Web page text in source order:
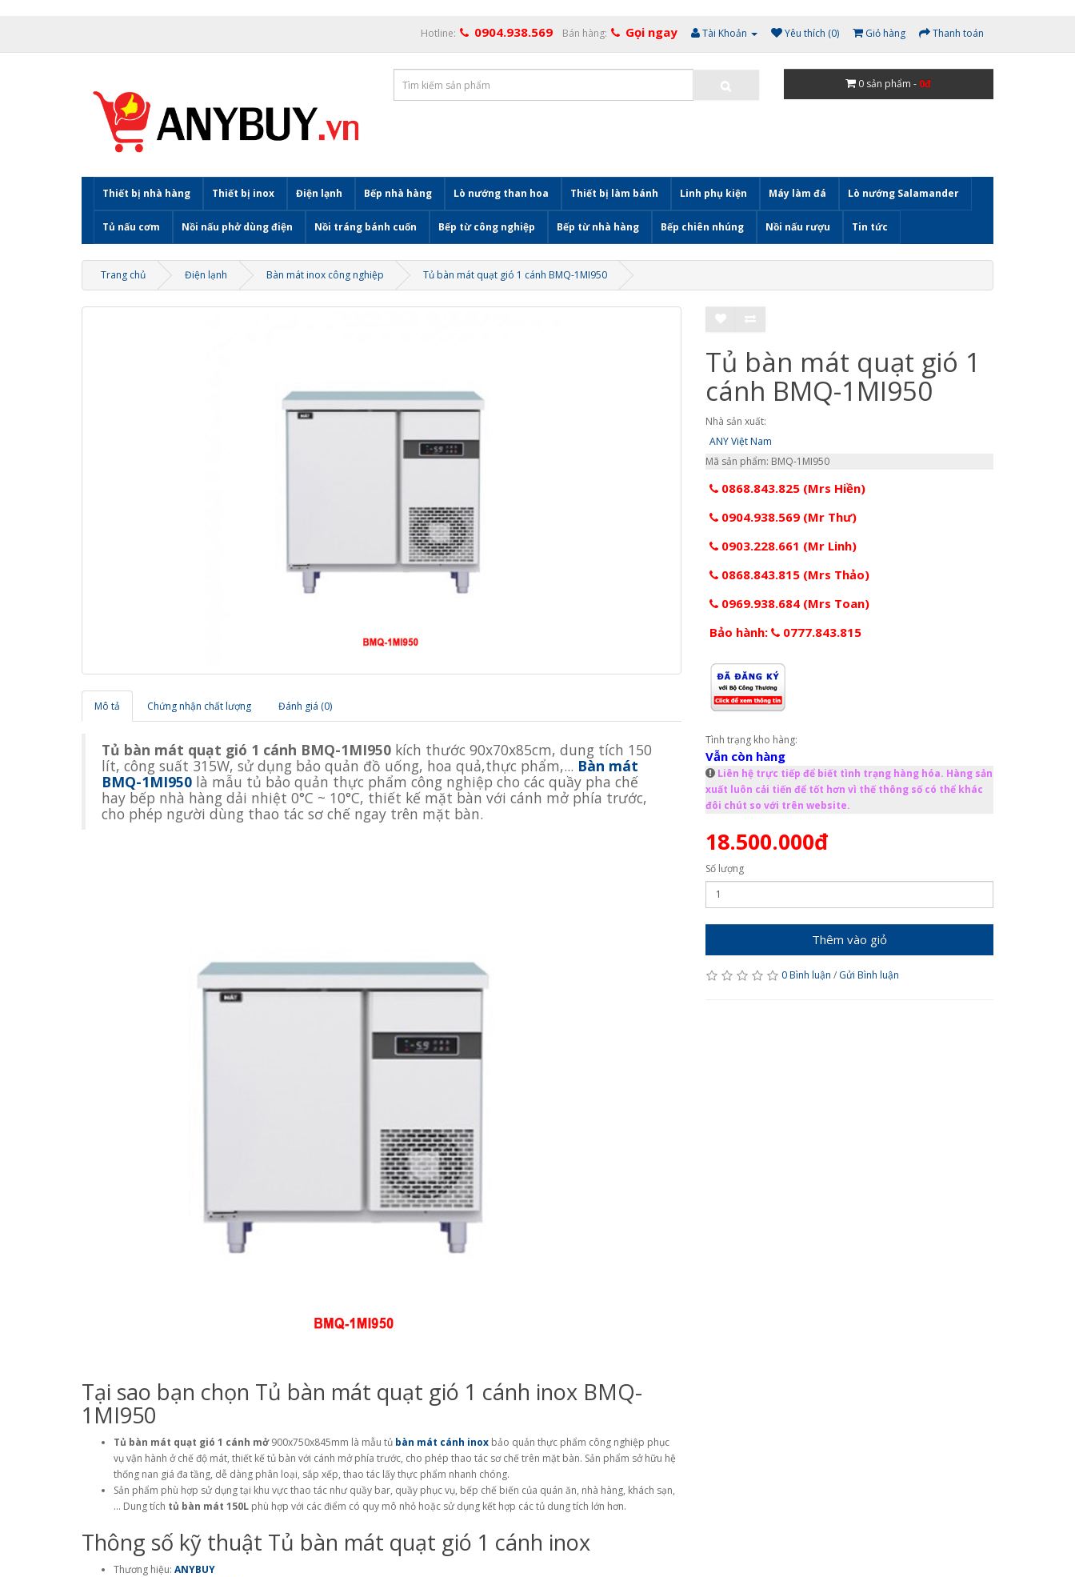
Hotline: 0904.938.569 Bán hàng: Gọi ngay Tài Khoản Yêu thích (0) Giỏ hàng Thanh toán
0 sản phẩm - 0đ
Thiết bị nhà hàng Thiết bị inox Điện lạnh Bếp nhà hàng Lò nướng than hoa Thiết bị làm bánh Linh phụ kiện Máy làm đá Lò nướng Salamander
Tủ nấu cơm Nồi nấu phở dùng điện Nồi tráng bánh cuốn Bếp từ công nghiệp Bếp từ nhà hàng Bếp chiên nhúng Nồi nấu rượu Tin tức
Trang chủ Điện lạnh Bàn mát inox công nghiệp Tủ bàn mát quạt gió 1 cánh BMQ-1MI950
Mô tả Chứng nhận chất lượng Đánh giá (0)
Tủ bàn mát quạt gió 1 cánh BMQ-1MI950 kích thước 90x70x85cm, dung tích 150
lít, công suất 315W, sử dụng bảo quản đồ uống, hoa quả,thực phẩm,... Bàn mát
BMQ-1MI950 là mẫu tủ bảo quản thực phẩm công nghiệp cho các quầy pha chế
hay bếp nhà hàng dải nhiệt 0°C ~ 10°C, thiết kế mặt bàn với cánh mở phía trước,
cho phép người dùng thao tác sơ chế ngay trên mặt bàn.
Tại sao bạn chọn Tủ bàn mát quạt gió 1 cánh inox BMQ-
1MI950
Tủ bàn mát quạt gió 1 cánh mở900x750x845mm là mẫu tủ bàn mát cánh inox bảo quản thực phẩm công nghiệp phục
vụ vận hành ở chế độ mát, thiết kế tủ bàn với cánh mở phía trước, cho phép thao tác sơ chế trên mặt bàn. Sản phẩm sở hữu hệ
thống nan giá đa tầng, dễ dàng phân loại, sắp xếp, thao tác lấy thực phẩm nhanh chóng.
Sản phẩm phù hợp sử dụng tại khu vực thao tác như quầy bar, quầy phục vụ, bếp chế biến của quán ăn, nhà hàng, khách sạn,
… Dung tích tủ bàn mát 150L phù hợp với các điểm có quy mô nhỏ hoặc sử dụng kết hợp các tủ dung tích lớn hơn.
Thông số kỹ thuật Tủ bàn mát quạt gió 1 cánh inox
Thương hiệu: ANYBUY
Tủ bàn mát quạt gió 1
cánh BMQ-1MI950
Nhà sản xuất:
ANY Việt Nam
Mã sản phẩm: BMQ-1MI950
0868.843.825 (Mrs Hiền)
0904.938.569 (Mr Thư)
0903.228.661 (Mr Linh)
0868.843.815 (Mrs Thảo)
0969.938.684 (Mrs Toan)
Bảo hành:
0777.843.815
Tình trạng kho hàng:
Vẫn còn hàng
Liên hệ trực tiếp để biết tình trạng hàng hóa. Hàng sản
xuất luôn cải tiến để tốt hơn vì thế thông số có thể khác
đôi chút so với trên website.
18.500.000đ
Số lượng
Thêm vào giỏ
0 Bình luận / Gửi Bình luận